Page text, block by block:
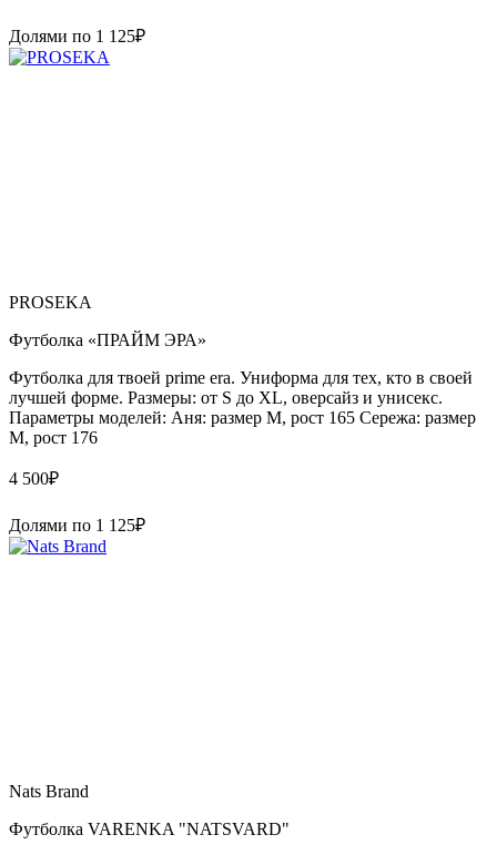
Долями по 1 125₽
PROSEKA
Футболка «ПРАЙМ ЭРА»
Футболка для твоей prime era. Униформа для тех, кто в своей
лучшей форме. Размеры: от S до XL, оверсайз и унисекс.
Параметры моделей: Аня: размер М, рост 165 Сережа: размер
M, рост 176
4 500₽
Долями по 1 125₽
Nats Brand
Футболка VARENKA "NATSVARD"